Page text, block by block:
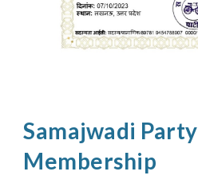
Samajwadi Party
Membership